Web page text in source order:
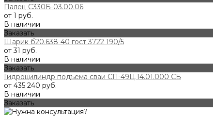
Палец С330Б-03.00.06
от 1 руб.
В наличии
Заказать
Шарик б20.638-40 гост 3722 190/5
от 31 руб.
В наличии
Заказать
Гидроцилиндр подъема сваи СП-49Ц.14.01.000 СБ
от 435 240 руб.
В наличии
Заказать